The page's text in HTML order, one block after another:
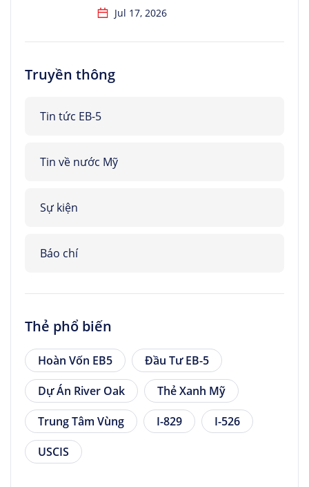
Jul 17, 2026
Truyền thông
Tin tức EB-5
Tin về nước Mỹ
Sự kiện
Báo chí
Thẻ phổ biến
Hoàn Vốn EB5
Đầu Tư EB-5
Dự Án River Oak
Thẻ Xanh Mỹ
Trung Tâm Vùng
I-829
I-526
USCIS